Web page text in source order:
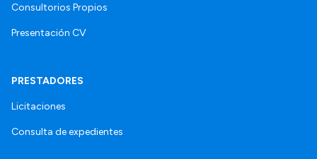
Consultorios Propios
Presentación CV
PRESTADORES
Licitaciones
Consulta de expedientes